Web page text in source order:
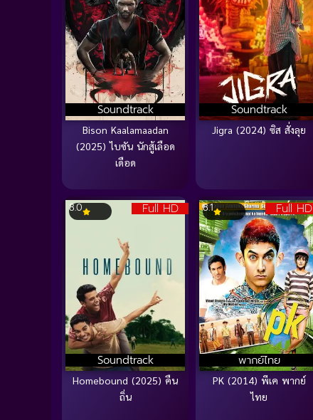
Soundtrack
Bison Kaalamaadan
(2025) ไบซัน นักสู้เลือด
เดือด
Soundtrack
Jigra (2024) ซิส สั่งลุย
Full HD
Soundtrack
8.0
Homebound (2025) คืน
ถิ่น
Full HD
พากย์ไทย
8.1
PK (2014) พีเค พากย์
ไทย